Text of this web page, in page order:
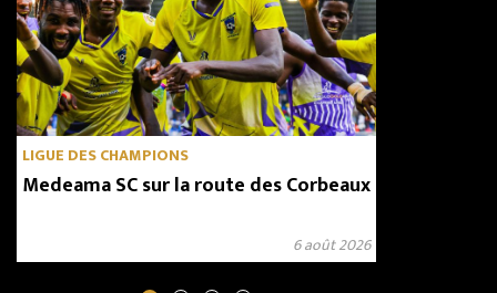
LIGUE DES CHAMPIONS
Medeama SC sur la route des Corbeaux
6 août 2026